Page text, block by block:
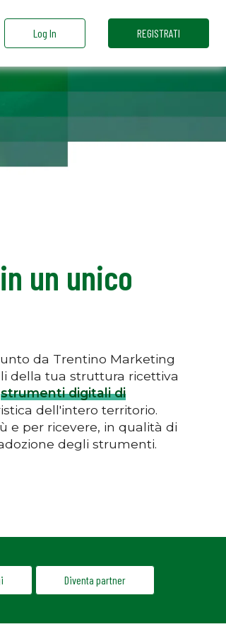
Log In REGISTRATI
un unico
da Trentino Marketing
della tua struttura ricettiva
strumenti digitali di
dell'intero territorio.
e per ricevere, in qualità di
degli strumenti.
Diventa partner